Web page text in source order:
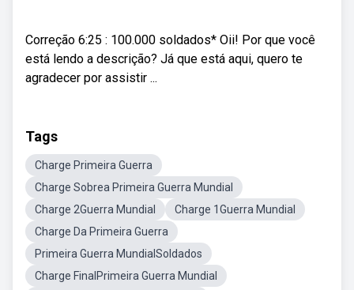
Correção 6:25 : 100.000 soldados* Oii! Por que você
está lendo a descrição? Já que está aqui, quero te
agradecer por assistir ...
Tags
Charge Primeira Guerra
Charge Sobrea Primeira Guerra Mundial
Charge 2Guerra Mundial
Charge 1Guerra Mundial
Charge Da Primeira Guerra
Primeira Guerra MundialSoldados
Charge FinalPrimeira Guerra Mundial